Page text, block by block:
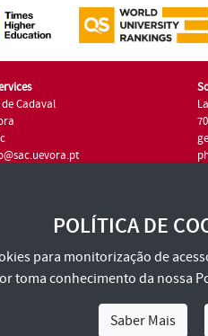
Cadaval
POLÍTICA DE
para monitorização de
toma conhecimento da nossa
Saber Mais